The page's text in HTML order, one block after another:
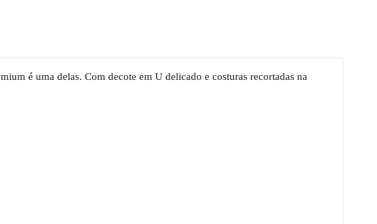
é uma delas. Com decote em U delicado e costuras recortadas na